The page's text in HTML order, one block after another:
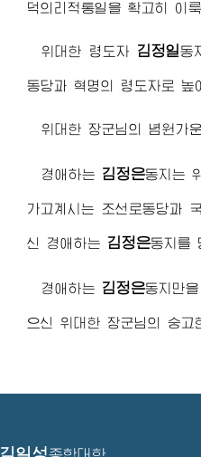
덕의리적통일을 확고히 이
위대한 령도자 김정일동지
동당과 혁명의 령도자로 높
위대한 장군님 의 념원가
경애하는 김정은동지 는
가고계시는 조선로동당과
신 경애하는 김정은동지 를
경애하는 김정은동지 만
으신 위대한 장군님 의 숭고